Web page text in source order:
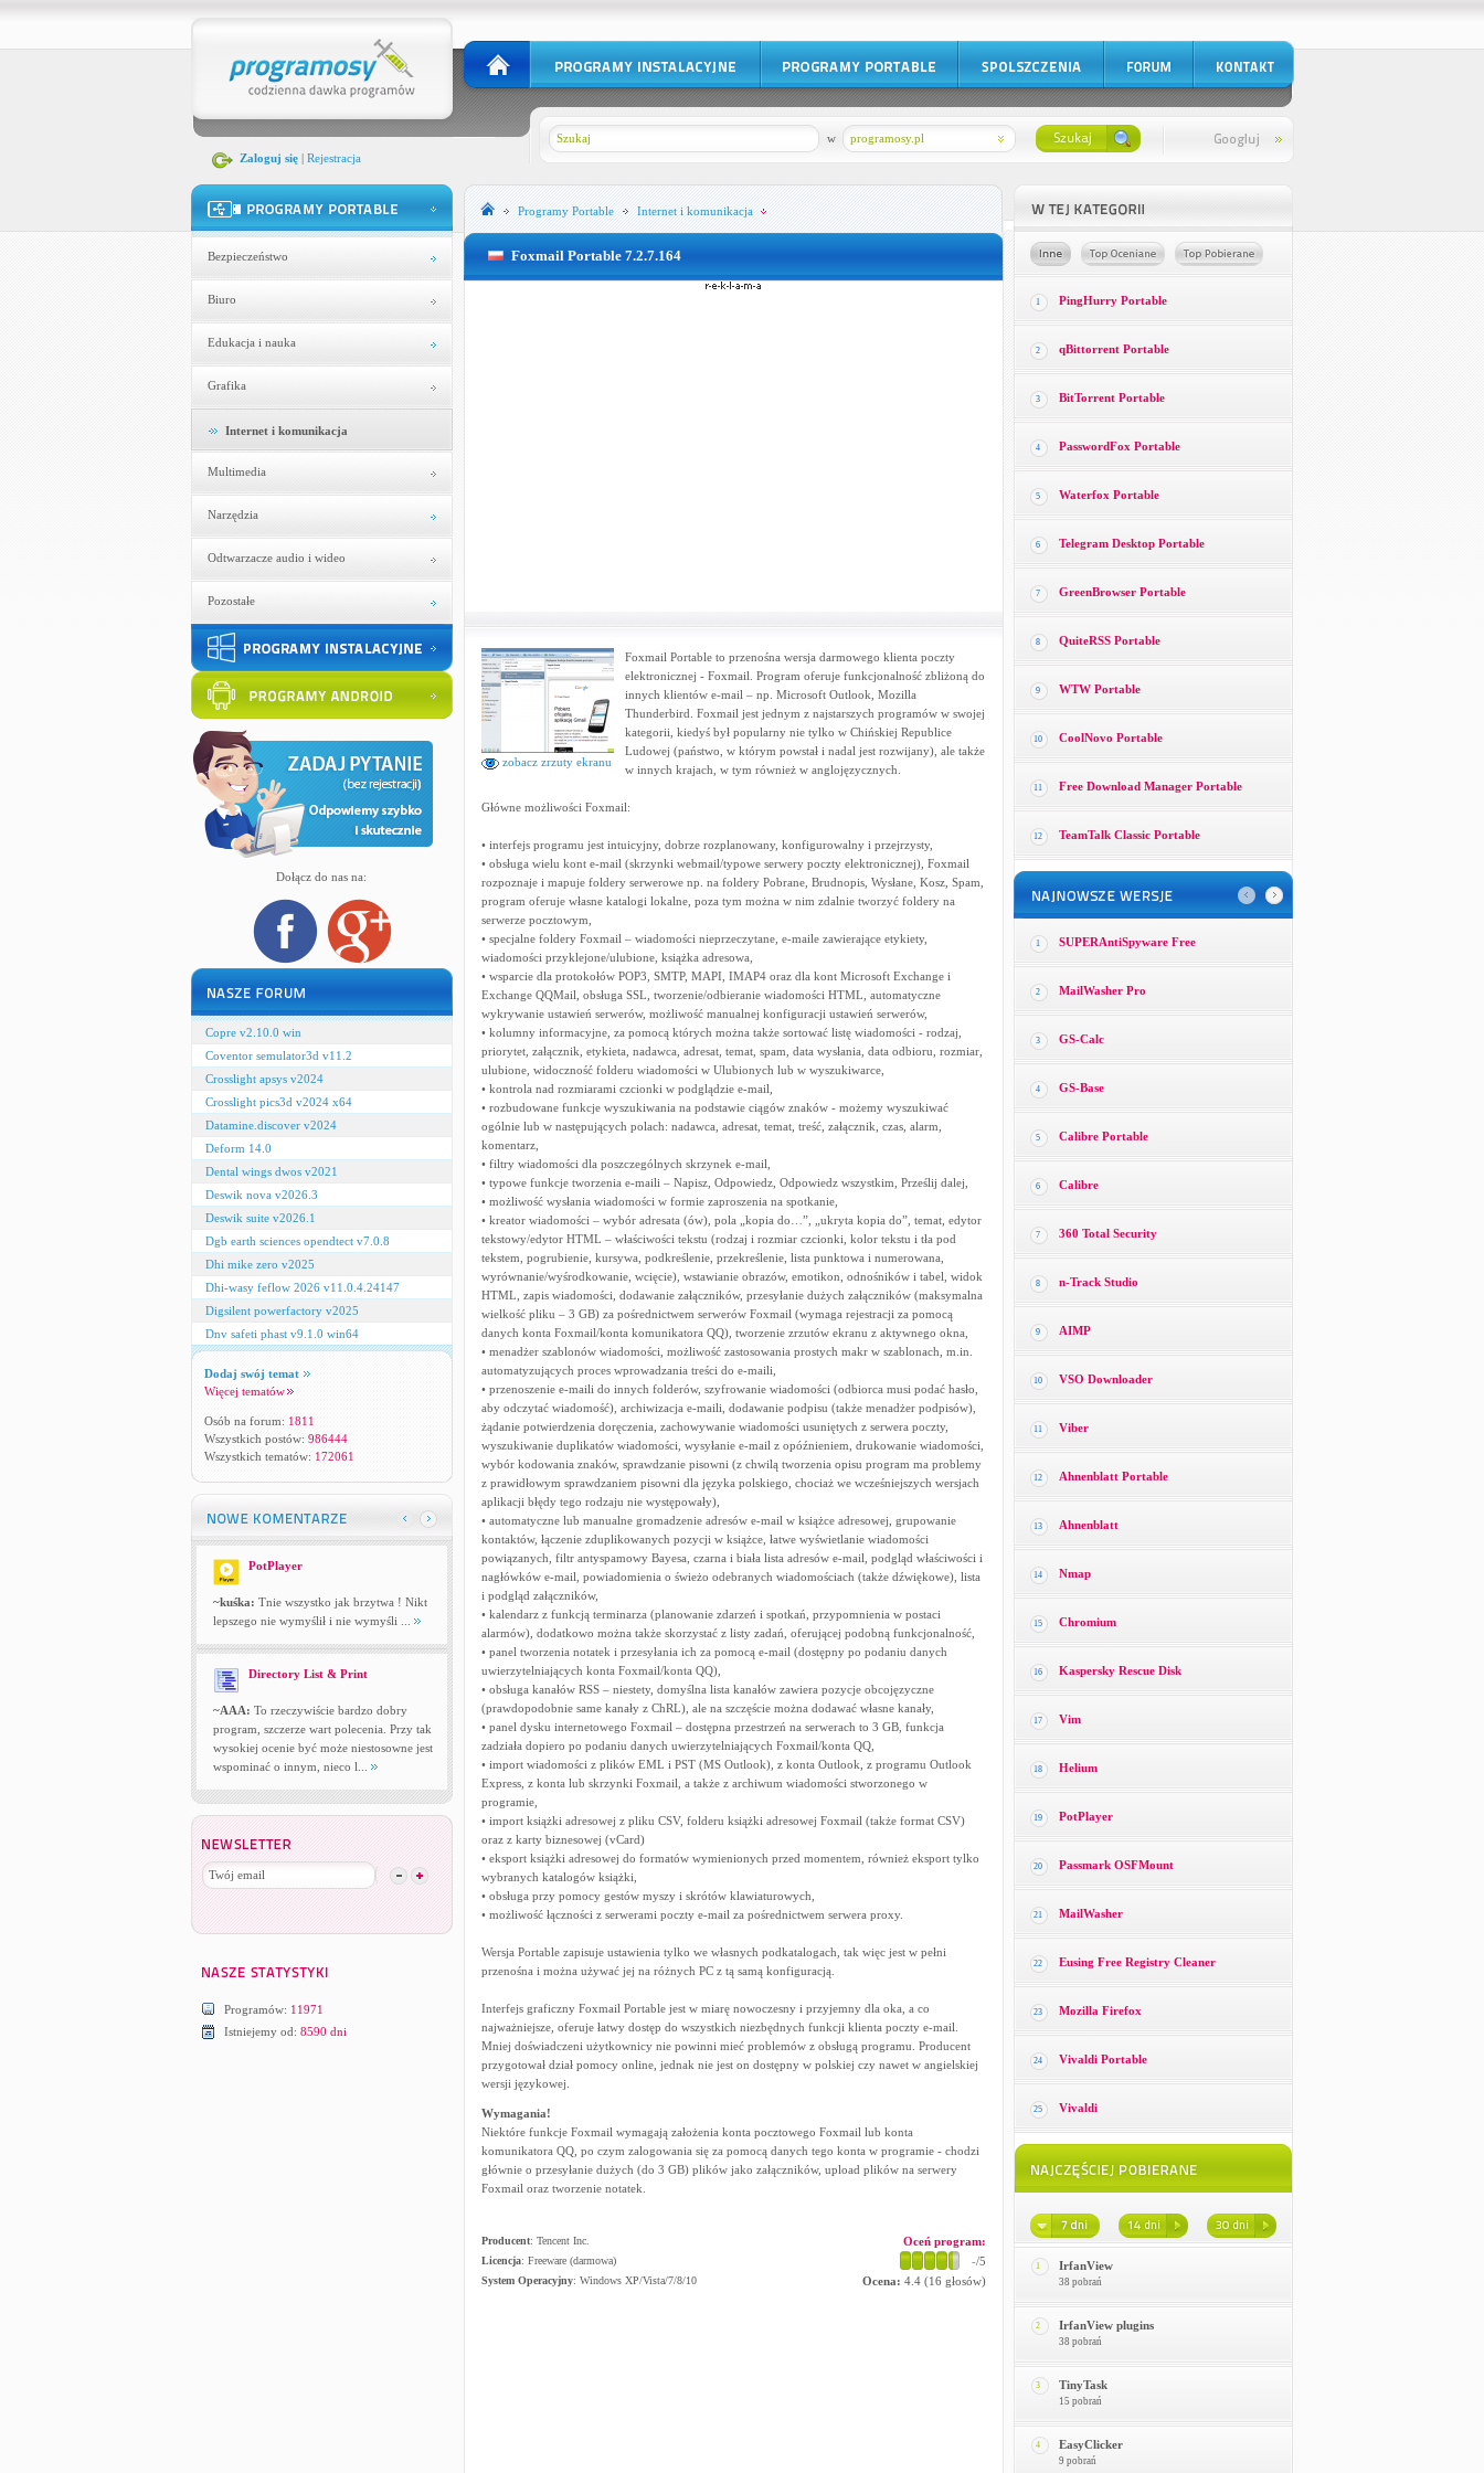
Zaloguj się| Rejestracja
programosy.pl
w
Bezpieczeństwo
Biuro
Edukacja i nauka
Grafika
Internet i komunikacja
Multimedia
Narzędzia
Odtwarzacze audio i wideo
Pozostałe
Dołącz do nas na:
Copre v2.10.0 win
Coventor semulator3d v11.2
Crosslight apsys v2024
Crosslight pics3d v2024 x64
Datamine.discover v2024
Deform 14.0
Dental wings dwos v2021
Deswik nova v2026.3
Deswik suite v2026.1
Dgb earth sciences opendtect v7.0.8
Dhi mike zero v2025
Dhi-wasy feflow 2026 v11.0.4.24147
Digsilent powerfactory v2025
Dnv safeti phast v9.1.0 win64
Dodaj swój temat
Więcej tematów
Osób na forum: 1811
Wszystkich postów: 986444
Wszystkich tematów: 172061
PotPlayer
~kuśka: Tnie wszystko jak brzytwa ! Nikt
lepszego nie wymyślił i nie wymyśli ...
Directory List & Print
~AAA: To rzeczywiście bardzo dobry
program, szczerze wart polecenia. Przy tak
wysokiej ocenie być może niestosowne jest
wspominać o innym, nieco l...
Programów: 11971
Istniejemy od: 8590 dni
Programy Portable Internet i komunikacja
Foxmail Portable 7.2.7.164
zobacz zrzuty ekranu
Foxmail Portable to przenośna wersja darmowego klienta poczty
elektronicznej - Foxmail. Program oferuje funkcjonalność zbliżoną do
innych klientów e-mail – np. Microsoft Outlook, Mozilla
Thunderbird. Foxmail jest jednym z najstarszych programów w swojej
kategorii, kiedyś był popularny nie tylko w Chińskiej Republice
Ludowej (państwo, w którym powstał i nadal jest rozwijany), ale także
w innych krajach, w tym również w anglojęzycznych.
Główne możliwości Foxmail:
• interfejs programu jest intuicyjny, dobrze rozplanowany, konfigurowalny i przejrzysty,
• obsługa wielu kont e-mail (skrzynki webmail/typowe serwery poczty elektronicznej), Foxmail
rozpoznaje i mapuje foldery serwerowe np. na foldery Pobrane, Brudnopis, Wysłane, Kosz, Spam,
program oferuje własne katalogi lokalne, poza tym można w nim zdalnie tworzyć foldery na
serwerze pocztowym,
• specjalne foldery Foxmail – wiadomości nieprzeczytane, e-maile zawierające etykiety,
wiadomości przyklejone/ulubione, książka adresowa,
• wsparcie dla protokołów POP3, SMTP, MAPI, IMAP4 oraz dla kont Microsoft Exchange i
Exchange QQMail, obsługa SSL, tworzenie/odbieranie wiadomości HTML, automatyczne
wykrywanie ustawień serwerów, możliwość manualnej konfiguracji ustawień serwerów,
• kolumny informacyjne, za pomocą których można także sortować listę wiadomości - rodzaj,
priorytet, załącznik, etykieta, nadawca, adresat, temat, spam, data wysłania, data odbioru, rozmiar,
ulubione, widoczność folderu wiadomości w Ulubionych lub w wyszukiwarce,
• kontrola nad rozmiarami czcionki w podglądzie e-mail,
• rozbudowane funkcje wyszukiwania na podstawie ciągów znaków - możemy wyszukiwać
ogólnie lub w następujących polach: nadawca, adresat, temat, treść, załącznik, czas, alarm,
komentarz,
• filtry wiadomości dla poszczególnych skrzynek e-mail,
• typowe funkcje tworzenia e-maili – Napisz, Odpowiedz, Odpowiedz wszystkim, Prześlij dalej,
• możliwość wysłania wiadomości w formie zaproszenia na spotkanie,
• kreator wiadomości – wybór adresata (ów), pola „kopia do…”, „ukryta kopia do”, temat, edytor
tekstowy/edytor HTML – właściwości tekstu (rodzaj i rozmiar czcionki, kolor tekstu i tła pod
tekstem, pogrubienie, kursywa, podkreślenie, przekreślenie, lista punktowa i numerowana,
wyrównanie/wyśrodkowanie, wcięcie), wstawianie obrazów, emotikon, odnośników i tabel, widok
HTML, zapis wiadomości, dodawanie załączników, przesyłanie dużych załączników (maksymalna
wielkość pliku – 3 GB) za pośrednictwem serwerów Foxmail (wymaga rejestracji za pomocą
danych konta Foxmail/konta komunikatora QQ), tworzenie zrzutów ekranu z aktywnego okna,
• menadżer szablonów wiadomości, możliwość zastosowania prostych makr w szablonach, m.in.
automatyzujących proces wprowadzania treści do e-maili,
• przenoszenie e-maili do innych folderów, szyfrowanie wiadomości (odbiorca musi podać hasło,
aby odczytać wiadomość), archiwizacja e-maili, dodawanie podpisu (także menadżer podpisów),
żądanie potwierdzenia doręczenia, zachowywanie wiadomości usuniętych z serwera poczty,
wyszukiwanie duplikatów wiadomości, wysyłanie e-mail z opóźnieniem, drukowanie wiadomości,
wybór kodowania znaków, sprawdzanie pisowni (z chwilą tworzenia opisu program ma problemy
z prawidłowym sprawdzaniem pisowni dla języka polskiego, chociaż we wcześniejszych wersjach
aplikacji błędy tego rodzaju nie występowały),
• automatyczne lub manualne gromadzenie adresów e-mail w książce adresowej, grupowanie
kontaktów, łączenie zduplikowanych pozycji w książce, łatwe wyświetlanie wiadomości
powiązanych, filtr antyspamowy Bayesa, czarna i biała lista adresów e-mail, podgląd właściwości i
nagłówków e-mail, powiadomienia o świeżo odebranych wiadomościach (także dźwiękowe), lista
i podgląd załączników,
• kalendarz z funkcją terminarza (planowanie zdarzeń i spotkań, przypomnienia w postaci
alarmów), dodatkowo można także skorzystać z listy zadań, oferującej podobną funkcjonalność,
• panel tworzenia notatek i przesyłania ich za pomocą e-mail (dostępny po podaniu danych
uwierzytelniających konta Foxmail/konta QQ),
• obsługa kanałów RSS – niestety, domyślna lista kanałów zawiera pozycje obcojęzyczne
(prawdopodobnie same kanały z ChRL), ale na szczęście można dodawać własne kanały,
• panel dysku internetowego Foxmail – dostępna przestrzeń na serwerach to 3 GB, funkcja
zadziała dopiero po podaniu danych uwierzytelniających Foxmail/konta QQ,
• import wiadomości z plików EML i PST (MS Outlook), z konta Outlook, z programu Outlook
Express, z konta lub skrzynki Foxmail, a także z archiwum wiadomości stworzonego w
programie,
• import książki adresowej z pliku CSV, folderu książki adresowej Foxmail (także format CSV)
oraz z karty biznesowej (vCard)
• eksport książki adresowej do formatów wymienionych przed momentem, również eksport tylko
wybranych katalogów książki,
• obsługa przy pomocy gestów myszy i skrótów klawiaturowych,
• możliwość łączności z serwerami poczty e-mail za pośrednictwem serwera proxy.
Wersja Portable zapisuje ustawienia tylko we własnych podkatalogach, tak więc jest w pełni
przenośna i można używać jej na różnych PC z tą samą konfiguracją.
Interfejs graficzny Foxmail Portable jest w miarę nowoczesny i przyjemny dla oka, a co
najważniejsze, oferuje łatwy dostęp do wszystkich niezbędnych funkcji klienta poczty e-mail.
Mniej doświadczeni użytkownicy nie powinni mieć problemów z obsługą programu. Producent
przygotował dział pomocy online, jednak nie jest on dostępny w polskiej czy nawet w angielskiej
wersji językowej.
Wymagania!
Niektóre funkcje Foxmail wymagają założenia konta pocztowego Foxmail lub konta
komunikatora QQ, po czym zalogowania się za pomocą danych tego konta w programie - chodzi
głównie o przesyłanie dużych (do 3 GB) plików jako załączników, upload plików na serwery
Foxmail oraz tworzenie notatek.
Producent: Tencent Inc.
Licencja: Freeware (darmowa)
System Operacyjny: Windows XP/Vista/7/8/10
Oceń program:
-/5
Ocena: 4.4(16 głosów)
1 PingHurry Portable
2 qBittorrent Portable
3 BitTorrent Portable
4 PasswordFox Portable
5 Waterfox Portable
6 Telegram Desktop Portable
7 GreenBrowser Portable
8 QuiteRSS Portable
9 WTW Portable
10 CoolNovo Portable
11 Free Download Manager Portable
12 TeamTalk Classic Portable
1 SUPERAntiSpyware Free
2 MailWasher Pro
3 GS-Calc
4 GS-Base
5 Calibre Portable
6 Calibre
7 360 Total Security
8 n-Track Studio
9 AIMP
10 VSO Downloader
11 Viber
12 Ahnenblatt Portable
13 Ahnenblatt
14 Nmap
15 Chromium
16 Kaspersky Rescue Disk
17 Vim
18 Helium
19 PotPlayer
20 Passmark OSFMount
21 MailWasher
22 Eusing Free Registry Cleaner
23 Mozilla Firefox
24 Vivaldi Portable
25 Vivaldi
1 IrfanView
38 pobrań
2 IrfanView plugins
38 pobrań
3 TinyTask
15 pobrań
4 EasyClicker
9 pobrań